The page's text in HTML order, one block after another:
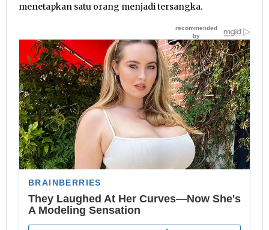
menetapkan satu orang menjadi tersangka.